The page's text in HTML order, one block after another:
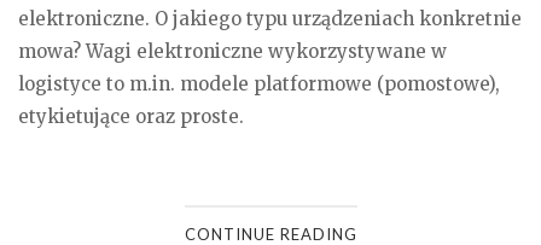
elektroniczne. O jakiego typu urządzeniach konkretnie
mowa? Wagi elektroniczne wykorzystywane w
logistyce to m.in. modele platformowe (pomostowe),
etykietujące oraz proste.
CONTINUE READING